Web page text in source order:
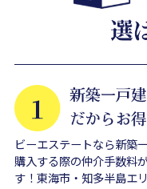
ビーエステートなら新築
購入する際の仲介手数料
す！東海市・知多半島エ